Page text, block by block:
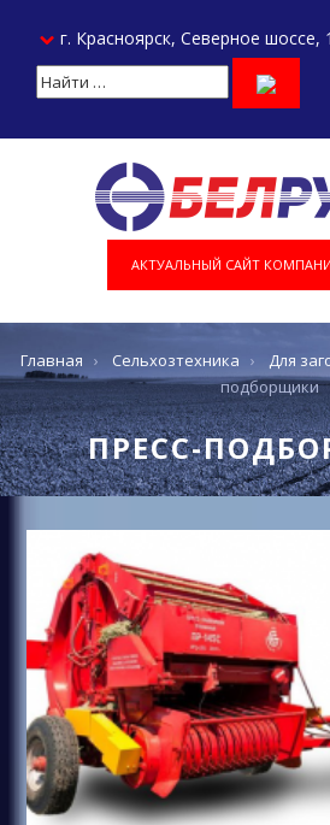
г. Красноярск, Северное шоссе,
АКТУАЛЬНЫЙ САЙТ
Главная › Сельхозтехника › Для
подборщики
ПРЕСС-